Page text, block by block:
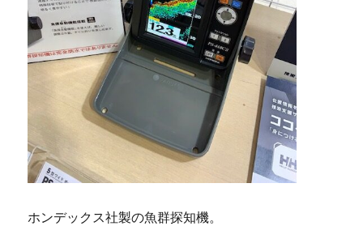
ホンデックス社製の魚群探知機。